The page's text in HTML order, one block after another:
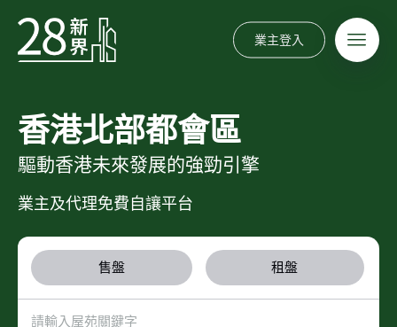
業主登入
香港北部都會區
驅動香港未來發展的強勁引擎
業主及代理免費自讓平台
售盤 租盤